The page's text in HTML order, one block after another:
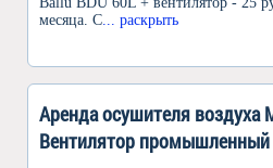
месяца. С... раскрыть
Аренда осушителя воздуха
Вентилятор промышленный